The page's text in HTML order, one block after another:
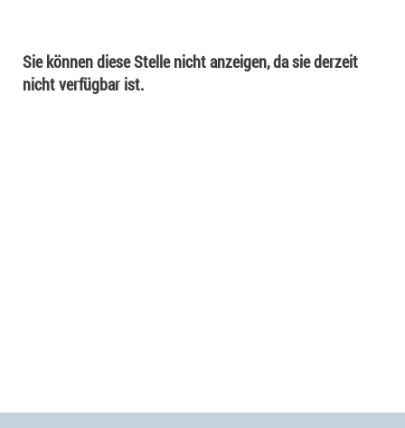
Sie können diese Stelle nicht anzeigen, da sie derzeit
nicht verfügbar ist.